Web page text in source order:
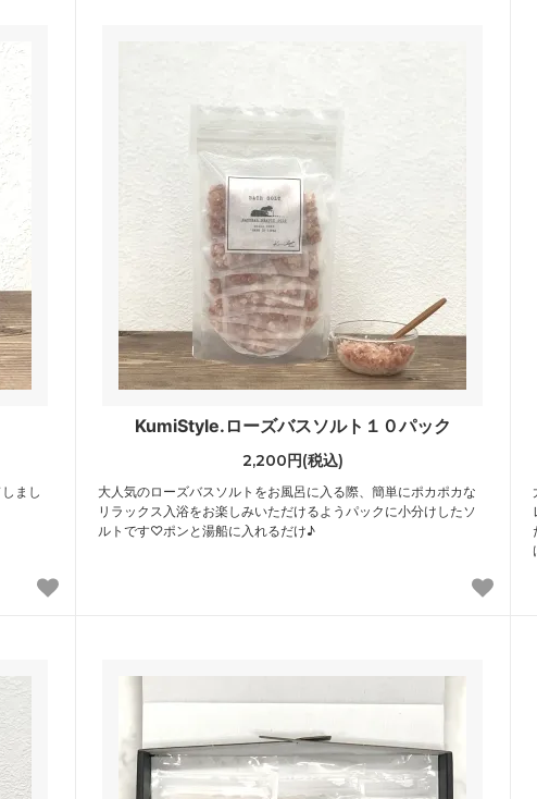
まし
KumiStyle.ローズバスソルト１０パック
2,200円(税込)
大人気のローズバスソルトをお風呂に入る際、簡単にポカポカな
リラックス入浴をお楽しみいただけるようパックに小分けしたソ
ルトです♡ポンと湯船に入れるだけ♪